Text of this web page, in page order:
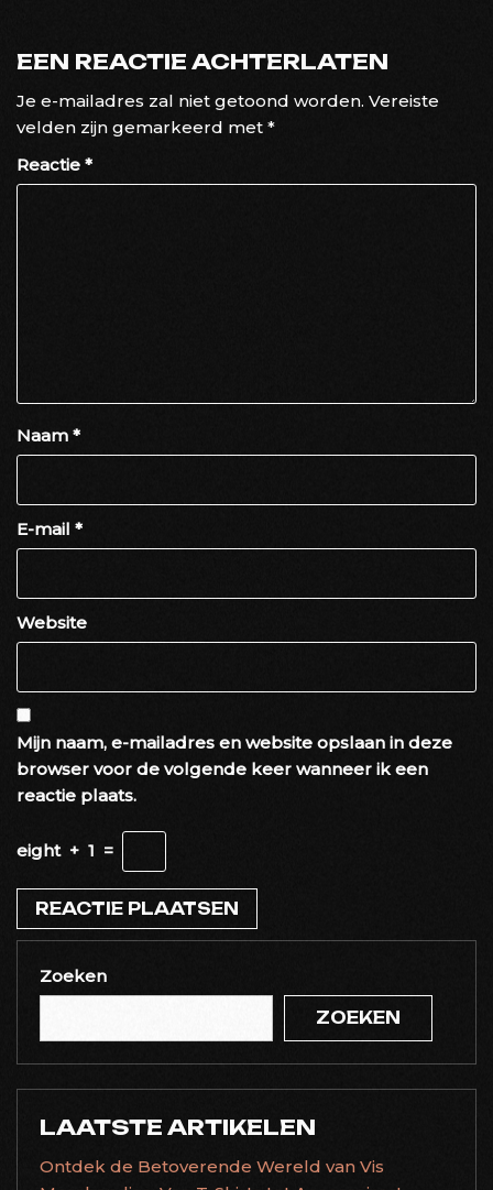
EEN REACTIE ACHTERLATEN
Je e-mailadres zal niet getoond worden. Vereiste
velden zijn gemarkeerd met *
Reactie *
Naam *
E-mail *
Website
Mijn naam, e-mailadres en website opslaan in deze
browser voor de volgende keer wanneer ik een
reactie plaats.
eight + 1 =
Zoeken
ZOEKEN
LAATSTE ARTIKELEN
Ontdek de Betoverende Wereld van Vis